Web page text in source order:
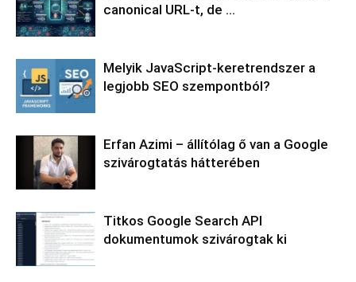
canonical URL-t, de …
Melyik JavaScript-keretrendszer a
legjobb SEO szempontból?
Erfan Azimi – állítólag ő van a Google
szivárogtatás hátterében
Titkos Google Search API
dokumentumok szivárogtak ki